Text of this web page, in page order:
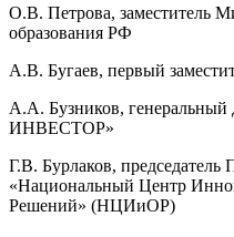
О.В. Петрова, заместитель
образования РФ
А.В. Бугаев, первый
А.А. Бузников,
ИНВЕСТОР»
Г.В. Бурлаков,
«Национальный Центр
Решений» (НЦИиОР)